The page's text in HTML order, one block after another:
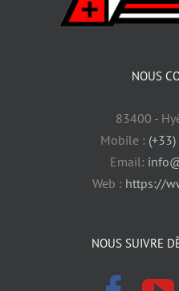
NOUS
83400 -
Mobile :
Email:
Web : https://
NOUS SUIVRE